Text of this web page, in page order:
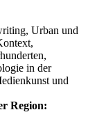
Urban und
in der
und
Region: